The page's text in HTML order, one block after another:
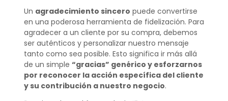
Un agradecimiento sincero puede convertirse
en una poderosa herramienta de fidelización. Para
agradecer a un cliente por su compra, debemos
ser auténticos y personalizar nuestro mensaje
tanto como sea posible. Esto significa ir más allá
de un simple “gracias” genérico y esforzarnos
por reconocer la acción específica del cliente
y su contribución a nuestro negocio.